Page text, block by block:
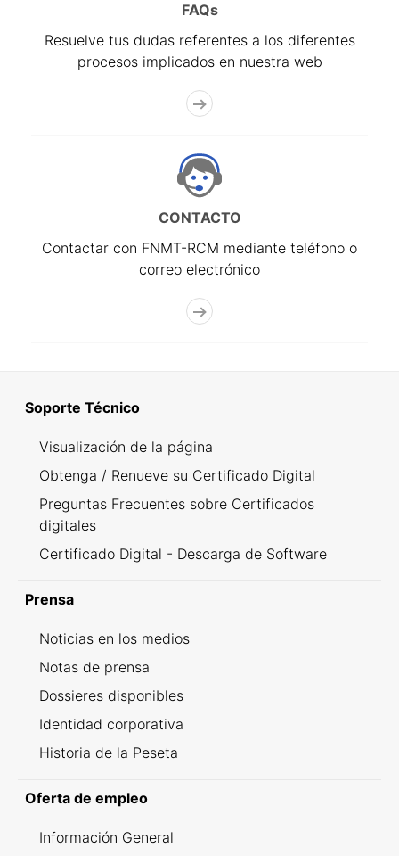
FAQs
Resuelve tus dudas referentes a los diferentes
procesos implicados en nuestra web
CONTACTO
Contactar con FNMT-RCM mediante teléfono o
correo electrónico
Soporte Técnico
Visualización de la página
Obtenga / Renueve su Certificado Digital
Preguntas Frecuentes sobre Certificados
digitales
Certificado Digital - Descarga de Software
Prensa
Noticias en los medios
Notas de prensa
Dossieres disponibles
Identidad corporativa
Historia de la Peseta
Oferta de empleo
Información General